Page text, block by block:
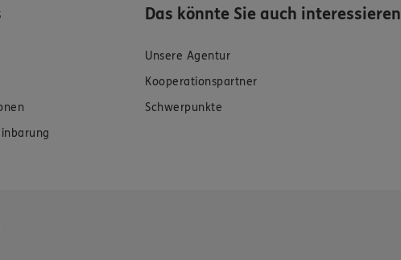
Das könnte Sie auch interessieren
Unsere Agentur
Kooperationspartner
Schwerpunkte